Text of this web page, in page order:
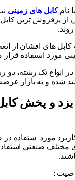
نامکابل های زمینی
از پرفروش ترین
کابل های افشان از
مورد استفاده قرار
انواع تک رشته، دو
شده و به بازار
و پخش
مورد استفاده
مختلف صنعتی
: